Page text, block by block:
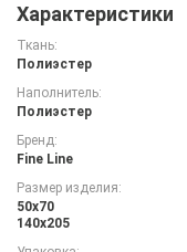
Характеристики
Ткань:
Полиэстер
Наполнитель:
Полиэстер
Бренд:
Fine Line
Размер изделия:
50х70
140х205